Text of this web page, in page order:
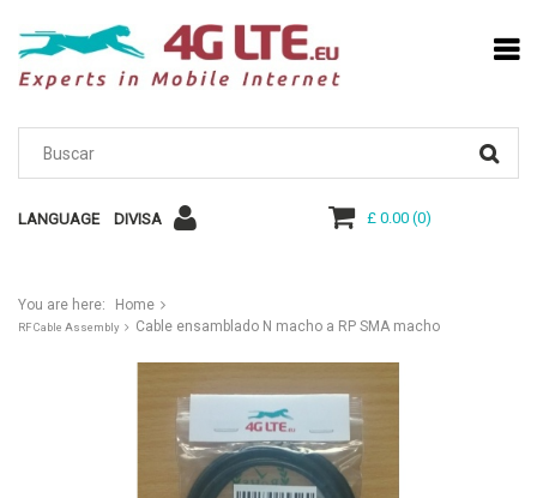
LANGUAGE DIVISA £ 0.00(0)
You are here: Home
RF Cable Assembly Cable ensamblado N macho a RP SMA macho